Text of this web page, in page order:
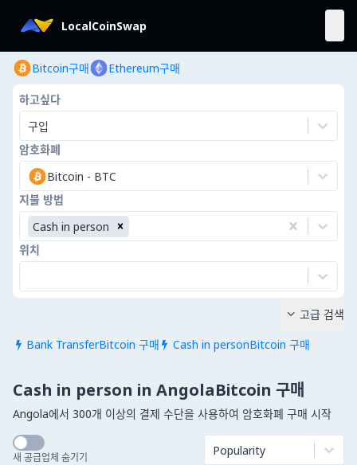
LocalCoinSwap
Bitcoin구매 Ethereum구매
하고싶다
구입
암호화폐
Bitcoin - BTC
지불 방법
Cash in person
위치
 Bank TransferBitcoin 구매  Cash in personBitcoin 구매
 고급 검색
Cash in person in AngolaBitcoin 구매
Angola에서 300개 이상의 결제 수단을 사용하여 암호화폐 구매 시작
새 공급업체 숨기기 Popularity